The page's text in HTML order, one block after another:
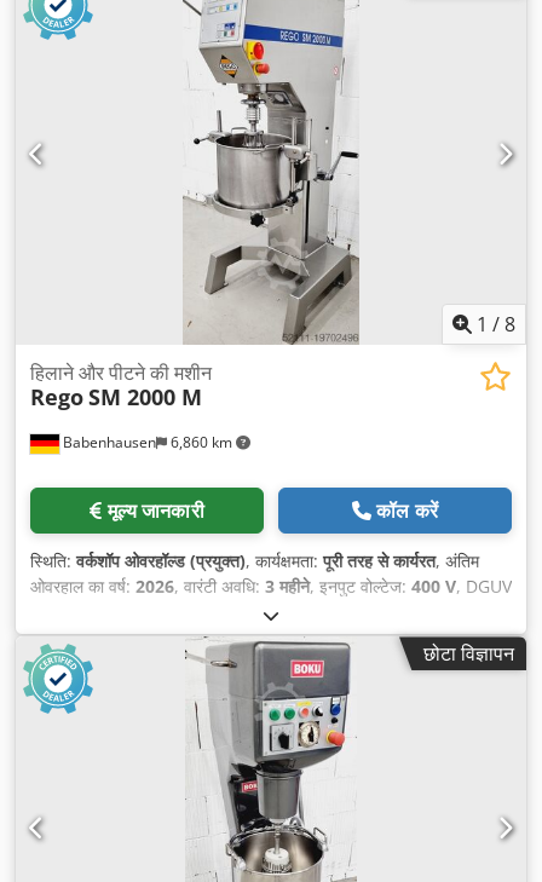
1 /8
Babenhausen 6,860 km
हिलाने और पीटने की मशीन
RegoSM 2000 M
मूल्य जानकारी कॉल करें
स्थिति:वर्कशॉप ओवरहॉल्ड (प्रयुक्त), कार्यक्षमता:पूरी तरह से कार्यरत, अंतिम
ओवरहाल का वर्ष: 2026, वारंटी अवधि: 3 महीने, इनपुट वोल्टेज: 400 V, DGUV
, इलेक्ट्रिकल फ्यूज:
आवृत्ति:50 Hz,
छोटा विज्ञापन